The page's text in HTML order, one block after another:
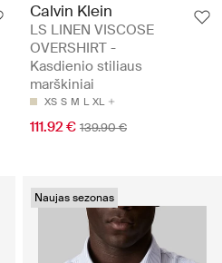
Calvin Klein
LS LINEN VISCOSE
OVERSHIRT -
Kasdienio stiliaus
marškiniai
XS S M L XL
111.92 € 139.90 €
Naujas sezonas